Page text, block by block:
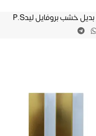
بديل خشب بروفايل ليدP.S